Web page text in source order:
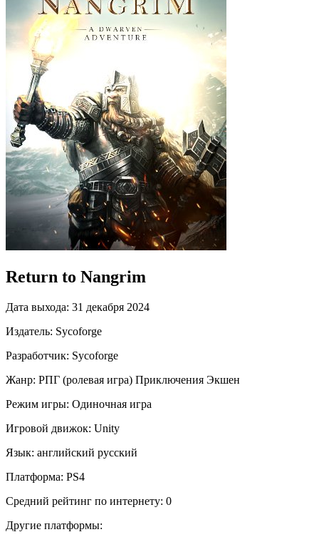
Return to Nangrim
Дата выхода: 31 декабря 2024
Издатель: Sycoforge
Разработчик: Sycoforge
Жанр: РПГ (ролевая игра) Приключения Экшен
Режим игры: Одиночная игра
Игровой движок: Unity
Язык: английский русский
Платформа: PS4
Средний рейтинг по интернету: 0
Другие платформы: